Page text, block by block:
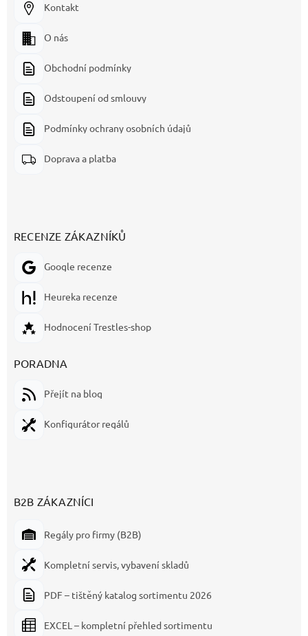
Kontakt
O nás
Obchodní podmínky
Odstoupení od smlouvy
Podmínky ochrany osobních údajů
Doprava a platba
RECENZE ZÁKAZNÍKŮ
Google recenze
Heureka recenze
Hodnocení Trestles-shop
PORADNA
Přejít na blog
Konfigurátor regálů
B2B ZÁKAZNÍCI
Regály pro firmy (B2B)
Kompletní servis, vybavení skladů
PDF – tištěný katalog sortimentu 2026
EXCEL – kompletní přehled sortimentu